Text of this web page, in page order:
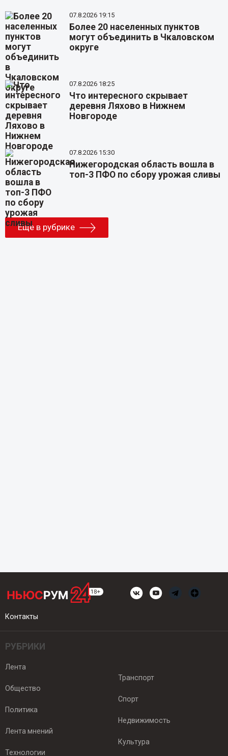
07.8.2026 19:15
Более 20 населенных пунктов
могут объединить в Чкаловском
округе
07.8.2026 18:25
Что интересного скрывает
деревня Ляхово в Нижнем
Новгороде
07.8.2026 15:30
Нижегородская область вошла в
топ-3 ПФО по сбору урожая сливы
Еще в рубрике
Контакты
РУБРИКИ
Лента
Общество
Политика
Лента мнений
Технологии
Транспорт
Спорт
Недвижимость
Культура